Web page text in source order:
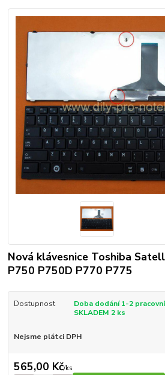
Nová klávesnice Toshiba
P750 P750D P770 P775
Dostupnost
Doba dodání 1-2 pracovní
SKLADEM 2 ks
Nejsme plátci DPH
565,00 Kč/ks